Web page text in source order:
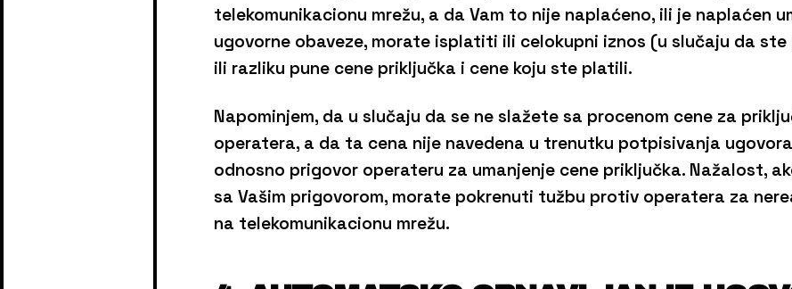
telekomunikacionu mrežu, a da Vam to nije naplaćeno, ili je naplaćen
ugovorne obaveze, morate isplatiti ili celokupni iznos (u slučaju da
ili razliku pune cene priključka i cene koju ste platili.
Napominjem, da u slučaju da se ne slažete sa procenom cene za
operatera, a da ta cena nije navedena u trenutku potpisivanja
odnosno prigovor operateru za umanjenje cene priključka. Nažalost,
sa Vašim prigovorom, morate pokrenuti tužbu protiv operatera za
na telekomunikacionu mrežu.